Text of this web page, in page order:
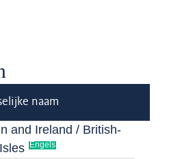
naam
and Ireland / British-
Engels